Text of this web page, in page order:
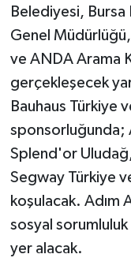
Belediyesi,
Genel
ve ANDA Arama
gerçekleşecek
Bauhaus Türkiye
sponsorluğunda;
Splend'or
Segway Türkiye
koşulacak. Adım
sosyal
yer alacak.